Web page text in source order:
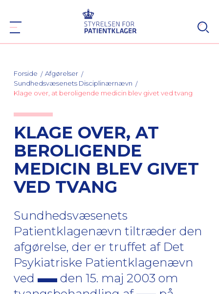
Forside
Afgørelser
Sundhedsvæsenets Disciplinærnævn
Klage over, at beroligende medicin blev givet ved tvang
KLAGE OVER, AT
BEROLIGENDE
MEDICIN BLEV GIVET
VED TVANG
Sundhedsvæsenets
Patientklagenævn tiltræder den
afgørelse, der er truffet af Det
Psykiatriske Patientklagenævn
ved
den 15. maj 2003 om